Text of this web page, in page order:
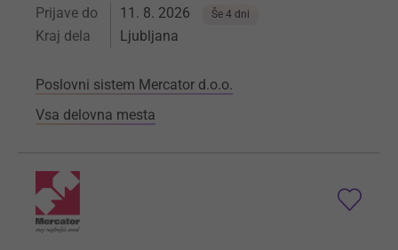
Prijave do 11. 8. 2026 Še 4 dni
Kraj dela Ljubljana
Poslovni sistem Mercator d.o.o.
Vsa delovna mesta